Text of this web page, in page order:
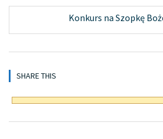
Konkurs na Szopkę
SHARE THIS